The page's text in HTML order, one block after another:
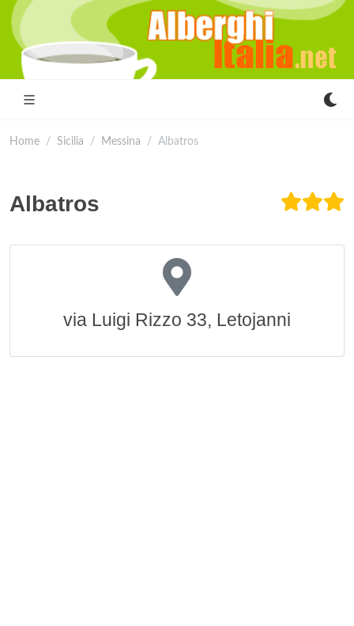
Home Sicilia Messina Albatros
Albatros
via Luigi Rizzo 33, Letojanni